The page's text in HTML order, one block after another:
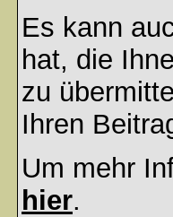
Es kann
hat, die
zu
Ihren
Um mehr
hier.